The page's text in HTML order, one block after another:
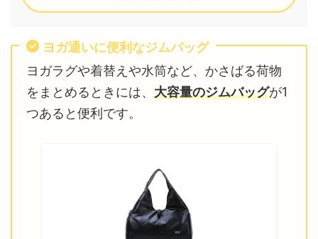
ヨガ通いに便利なジムバッグ
ヨガラグや着替えや水筒など、かさばる荷物
をまとめるときには、 大容量のジムバッグが1
つあると便利です。